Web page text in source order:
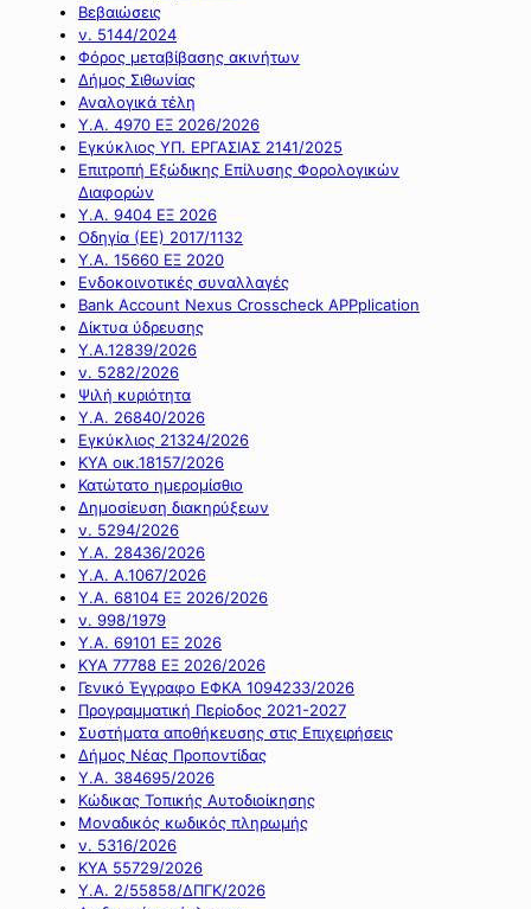
Βεβαιώσεις
ν. 5144/2024
Φόρος μεταβίβασης ακινήτων
Δήμος Σιθωνίας
Αναλογικά τέλη
Υ.Α. 4970 ΕΞ 2026/2026
Εγκύκλιος ΥΠ. ΕΡΓΑΣΙΑΣ 2141/2025
Επιτροπή Εξώδικης Επίλυσης Φορολογικών
Διαφορών
Υ.Α. 9404 ΕΞ 2026
Οδηγία (ΕΕ) 2017/1132
Υ.Α. 15660 ΕΞ 2020
Ενδοκοινοτικές συναλλαγές
Bank Account Nexus Crosscheck APPplication
Δίκτυα ύδρευσης
Υ.Α.12839/2026
ν. 5282/2026
Ψιλή κυριότητα
Υ.Α. 26840/2026
Εγκύκλιος 21324/2026
ΚΥΑ οικ.18157/2026
Κατώτατο ημερομίσθιο
Δημοσίευση διακηρύξεων
ν. 5294/2026
Υ.Α. 28436/2026
Υ.Α. Α.1067/2026
Υ.Α. 68104 ΕΞ 2026/2026
ν. 998/1979
Υ.Α. 69101 ΕΞ 2026
ΚΥΑ 77788 ΕΞ 2026/2026
Γενικό Έγγραφο ΕΦΚΑ 1094233/2026
Προγραμματική Περίοδος 2021-2027
Συστήματα αποθήκευσης στις Επιχειρήσεις
Δήμος Νέας Προποντίδας
Υ.Α. 384695/2026
Κώδικας Τοπικής Αυτοδιοίκησης
Μοναδικός κωδικός πληρωμής
ν. 5316/2026
ΚΥΑ 55729/2026
Υ.Α. 2/55858/ΔΠΓΚ/2026